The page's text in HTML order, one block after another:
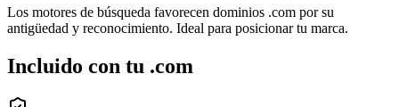
Los motores de búsqueda favorecen dominios .com por su
antigüedad y reconocimiento. Ideal para posicionar tu marca.
Incluido con tu .com